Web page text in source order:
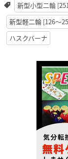
新型小型二輪
新型軽二輪 [126〜
ハスクバーナ